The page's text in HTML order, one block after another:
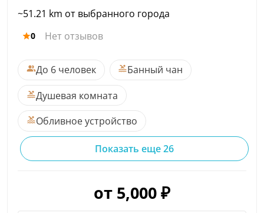
~51.21 km от выбранного города
0 Нет отзывов
До 6 человек
Банный чан
Душевая комната
Обливное устройство
Показать еще 26
от 5,000 ₽